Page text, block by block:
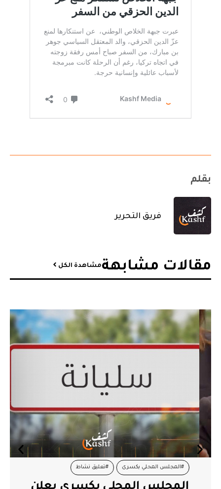
بقلم
فريق التحرير
مقالات مشابهة​مشاهدة الكل
#المجلس المحلي بكسرى #تعليق نشاط